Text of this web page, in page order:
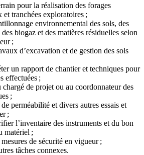
pour la réalisation des forages
tranchées exploratoires ;
environnemental des sols, des
biogaz et des matières résiduelles selon
;
d’excavation et de gestion des sols
un rapport de chantier et techniques pour
effectuées ;
chargé de projet ou au coordonnateur des
;
perméabilité et divers autres essais et
;
l’inventaire des instruments et du bon
matériel ;
de sécurité en vigueur ;
tâches connexes.